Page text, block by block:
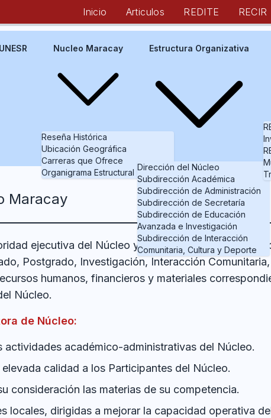
Inicio Articulos REDITE RECIR
UNESR Nucleo Maracay
Reseña Histórica
Ubicación Geográfica
Carreras que Ofrece
Organigrama Estructural
Estructura Organizativa
Dirección del Núcleo
Subdirección Académica
Subdirección de Administración
Subdirección de Secretaría
Subdirección de Educación
Avanzada e Investigación
Subdirección de Interacción
Comunitaria, Cultura y Deporte
Maracay
ejecutiva del Núcleo y tendrá a su cargo la
Postgrado, Investigación, Interacción
humanos, financieros y materiales
Núcleo.
de Núcleo:
actividades académico-administrativas del Núcleo.
calidad a los Participantes del Núcleo.
consideración las materias de su competencia.
locales, dirigidas a mejorar la capacidad operativa